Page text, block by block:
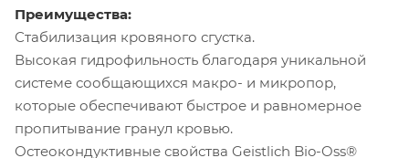
Преимущества:
Стабилизация кровяного сгустка.
Высокая гидрофильность благодаря уникальной
системе сообщающихся макро- и микропор,
которые обеспечивают быстрое и равномерное
пропитывание гранул кровью.
Остеокондуктивные свойства Geistlich Bio-Oss®